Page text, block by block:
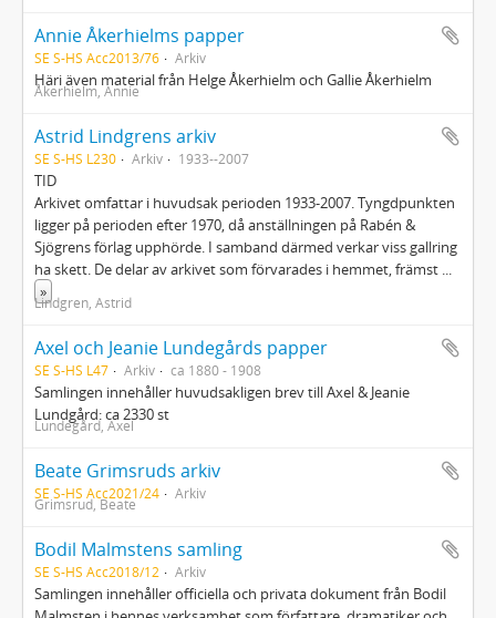
Annie Åkerhielms papper
SE S-HS Acc2013/76 Arkiv
Häri även material från Helge Åkerhielm och Gallie Åkerhielm
Åkerhielm, Annie
Astrid Lindgrens arkiv
SE S-HS L230 Arkiv 1933--2007
TID
Arkivet omfattar i huvudsak perioden 1933-2007. Tyngdpunkten
ligger på perioden efter 1970, då anställningen på Rabén &
Sjögrens förlag upphörde. I samband därmed verkar viss gallring
ha skett. De delar av arkivet som förvarades i hemmet, främst ...
»
Lindgren, Astrid
Axel och Jeanie Lundegårds papper
SE S-HS L47 Arkiv ca 1880 - 1908
Samlingen innehåller huvudsakligen brev till Axel & Jeanie
Lundgård: ca 2330 st
Lundegård, Axel
Beate Grimsruds arkiv
SE S-HS Acc2021/24 Arkiv
Grimsrud, Beate
Bodil Malmstens samling
SE S-HS Acc2018/12 Arkiv
Samlingen innehåller officiella och privata dokument från Bodil